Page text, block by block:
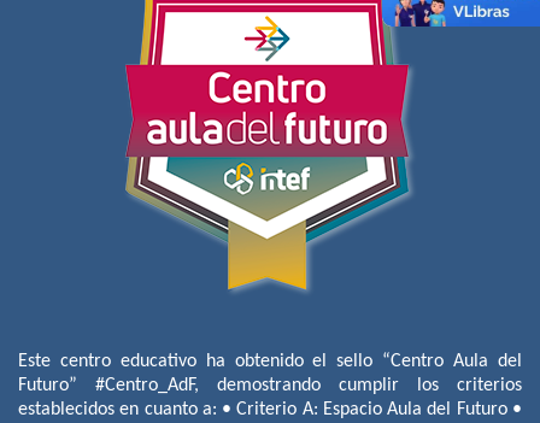
Este centro educativo ha obtenido el sello “Centro Aula del
Futuro” #Centro_AdF, demostrando cumplir los criterios
establecidos en cuanto a: • Criterio A: Espacio Aula del Futuro •